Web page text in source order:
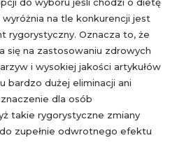
na tle konkurencji jest
rygorystyczny. Oznacza to, że
się na zastosowaniu zdrowych
i wysokiej jakości artykułów
bardzo dużej eliminacji ani
dla osób
takie rygorystyczne zmiany
zupełnie odwrotnego efektu